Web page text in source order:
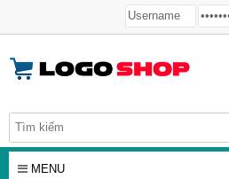
MENU